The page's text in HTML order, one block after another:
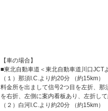
【車の場合】
■東北自動車道＜東北自動車道川口JCT
（１）那須I.C.より約20分 （約15km）
料金所を出まして信号2つ目を左折、
を右折、左側に案内看板あり、左折して
（２）白河I.C.より約20分 （約15km）